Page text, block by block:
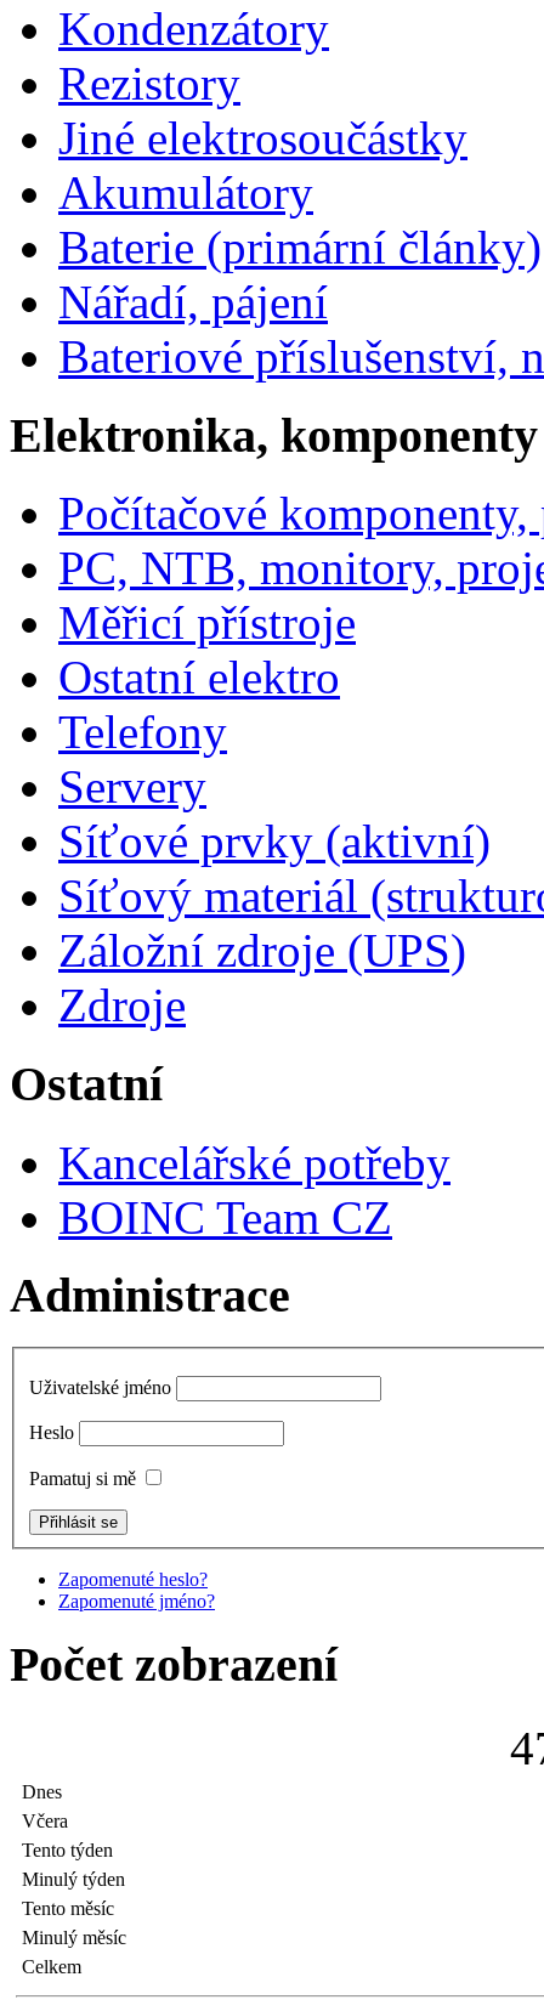
Kondenzátory
Rezistory
Jiné elektrosoučástky
Akumulátory
Baterie (primární články)
Nářadí, pájení
Bateriové příslušenství,
Elektronika, komponenty
Počítačové
PC, NTB, monitory,
Měřicí přístroje
Ostatní elektro
Telefony
Servery
Síťové prvky (aktivní)
Síťový materiál
Záložní zdroje (UPS)
Zdroje
Ostatní
Kancelářské potřeby
BOINC Team CZ
Administrace
Uživatelské jméno
Heslo
Pamatuj si mě
Zapomenuté heslo?
Zapomenuté jméno?
Počet zobrazení
4
Dnes
Včera
Tento týden
Minulý týden
Tento měsíc
Minulý měsíc
Celkem